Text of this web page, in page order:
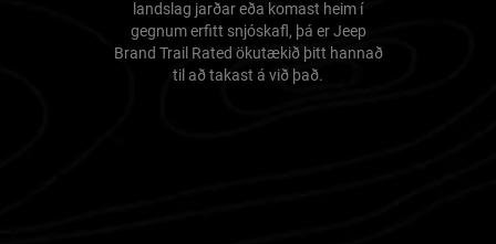
landslag jarðar eða komast heim í
gegnum erfitt snjóskafl, þá er Jeep
Brand Trail Rated ökutækið þitt hannað
til að takast á við það.